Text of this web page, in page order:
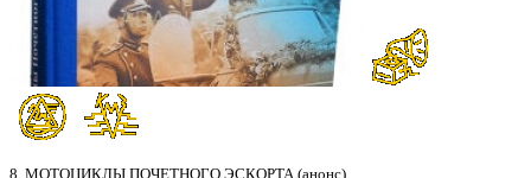
8. МОТОЦИКЛЫ ПОЧЕТНОГО ЭСКОРТА (анонс)